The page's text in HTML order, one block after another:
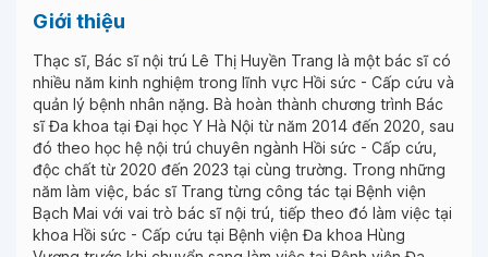
Giới thiệu
Thạc sĩ, Bác sĩ nội trú Lê Thị Huyền Trang là một bác sĩ có
nhiều năm kinh nghiệm trong lĩnh vực Hồi sức - Cấp cứu và
quản lý bệnh nhân nặng. Bà hoàn thành chương trình Bác
sĩ Đa khoa tại Đại học Y Hà Nội từ năm 2014 đến 2020, sau
đó theo học hệ nội trú chuyên ngành Hồi sức - Cấp cứu,
độc chất từ 2020 đến 2023 tại cùng trường. Trong những
năm làm việc, bác sĩ Trang từng công tác tại Bệnh viện
Bạch Mai với vai trò bác sĩ nội trú, tiếp theo đó làm việc tại
khoa Hồi sức - Cấp cứu tại Bệnh viện Đa khoa Hùng